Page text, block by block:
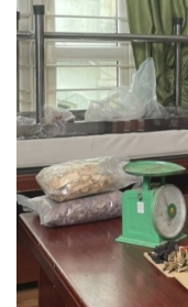
Thông tin của bạn